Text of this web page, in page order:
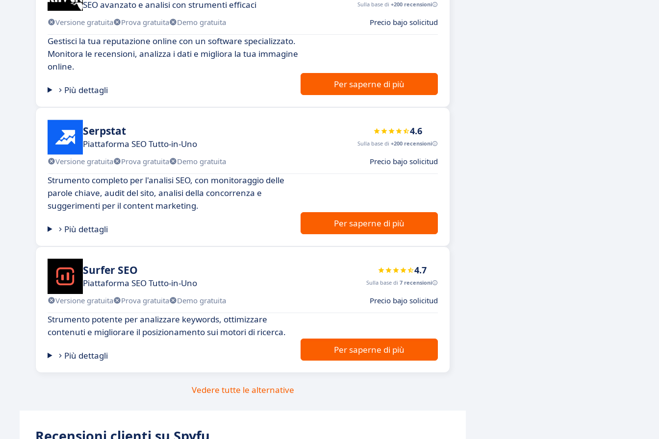
SEO avanzato e analisi con strumenti efficaci Sulla base di +200 recensioni
Versione gratuita Prova gratuita Demo gratuita Precio bajo solicitud
Gestisci la tua reputazione online con un software specializzato.
Monitora le recensioni, analizza i dati e migliora la tua immagine
online.
Più dettagli
Per saperne di più
Serpstat
Piattaforma SEO Tutto-in-Uno
4.6
Sulla base di +200 recensioni
Versione gratuita Prova gratuita Demo gratuita Precio bajo solicitud
Strumento completo per l'analisi SEO, con monitoraggio delle
parole chiave, audit del sito, analisi della concorrenza e
suggerimenti per il content marketing.
Più dettagli
Per saperne di più
Surfer SEO
Piattaforma SEO Tutto-in-Uno
4.7
Sulla base di 7 recensioni
Versione gratuita Prova gratuita Demo gratuita Precio bajo solicitud
Strumento potente per analizzare keywords, ottimizzare
contenuti e migliorare il posizionamento sui motori di ricerca.
Più dettagli
Per saperne di più
Vedere tutte le alternative